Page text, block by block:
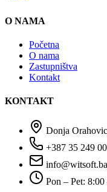
O NAMA
Početna
O nama
Zastupništva
Kontakt
KONTAKT
Donja
+387 35 249
info@witsoft.ba
Pon – Pet: